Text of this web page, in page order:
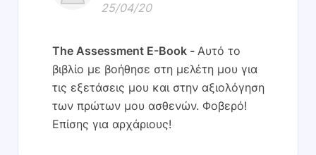
25/04/20
The Assessment E-Book
Αυτό το
βιβλίο με βοήθησε στη μελέτη μου για
τις εξετάσεις μου και στην αξιολόγηση
των πρώτων μου ασθενών. Φοβερό!
Επίσης για αρχάριους!